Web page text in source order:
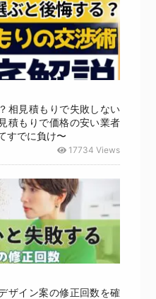
相見積もりで失敗しない
積もりで価格の安い業者
すでに負け〜
17734 Views
ザイン案の修正回数を確